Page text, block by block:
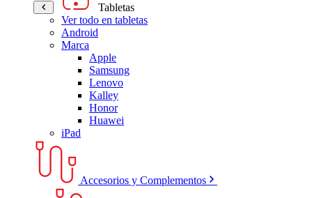
Tabletas
Ver todo en tabletas
Android
Marca
Apple
Samsung
Lenovo
Kalley
Honor
Huawei
iPad
Accesorios y Complementos